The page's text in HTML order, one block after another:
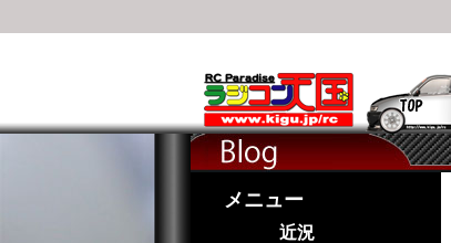
メニュー
近況